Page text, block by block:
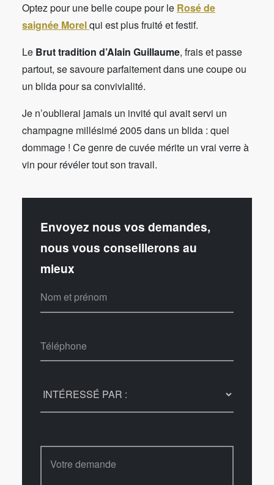
Optez pour une belle coupe pour le Rosé de
saignée Morelqui est plus fruité et festif.
Le Brut tradition d’Alain Guillaume, frais et passe
partout, se savoure parfaitement dans une coupe ou
un blida pour sa convivialité.
Je n’oublierai jamais un invité qui avait servi un
champagne millésimé 2005 dans un blida : quel
dommage ! Ce genre de cuvée mérite un vrai verre à
vin pour révéler tout son travail.
Envoyez nous vos demandes,
nous vous conseillerons au
mieux
Nom et prénom
Téléphone
Votre demande